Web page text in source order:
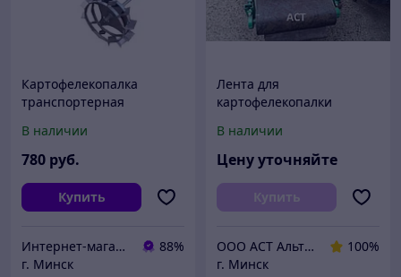
Картофелекопалка
транспортерная
В наличии
780 руб.
Купить
Интернет-магазин "Бойкое Место"
88%
г. Минск
Лента для
картофелекопалки
резиновая ЕР ширина
250 400 500 600 650 800
1000 1200 мм
конвейерная
В наличии
Цену уточняйте
Купить
ООО АСТ АльтернативаСервисТорг
100%
г. Минск